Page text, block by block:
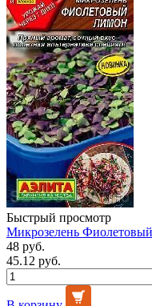
Быстрый просмотр
Микрозелень
48 руб.
45.12 руб.